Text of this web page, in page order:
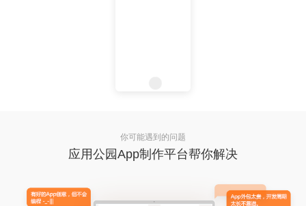
你可能遇到的问题
应用公园App制作平台帮你解决